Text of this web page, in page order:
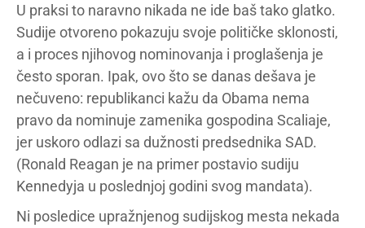
U praksi to naravno nikada ne ide baš tako glatko.
Sudije otvoreno pokazuju svoje političke sklonosti,
a i proces njihovog nominovanja i proglašenja je
često sporan. Ipak, ovo što se danas dešava je
nečuveno: republikanci kažu da Obama nema
pravo da nominuje zamenika gospodina Scaliaje,
jer uskoro odlazi sa dužnosti predsednika SAD.
(Ronald Reagan je na primer postavio sudiju
Kennedyja u poslednjoj godini svog mandata).
Ni posledice upražnjenog sudijskog mesta nekada